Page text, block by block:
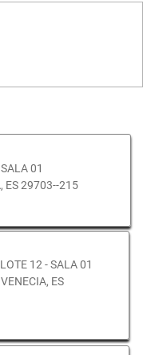
01
ES 29703--215
12 - SALA 01
ES